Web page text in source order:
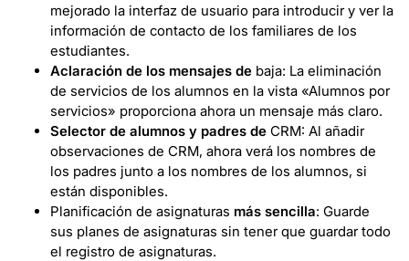
mejorado la interfaz de usuario para introducir y ver la
información de contacto de los familiares de los
estudiantes.
Aclaración de los mensajes de baja: La eliminación
de servicios de los alumnos en la vista «Alumnos por
servicios» proporciona ahora un mensaje más claro.
Selector de alumnos y padres de CRM: Al añadir
observaciones de CRM, ahora verá los nombres de
los padres junto a los nombres de los alumnos, si
están disponibles.
Planificación de asignaturas más sencilla: Guarde
sus planes de asignaturas sin tener que guardar todo
el registro de asignaturas.